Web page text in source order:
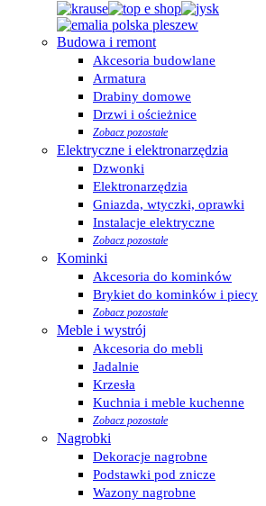
Budowa i remont
Akcesoria budowlane
Armatura
Drabiny domowe
Drzwi i ościeżnice
Zobacz pozostałe
Elektryczne i elektronarzędzia
Dzwonki
Elektronarzędzia
Gniazda, wtyczki, oprawki
Instalacje elektryczne
Zobacz pozostałe
Kominki
Akcesoria do kominków
Brykiet do kominków i piecy
Zobacz pozostałe
Meble i wystrój
Akcesoria do mebli
Jadalnie
Krzesła
Kuchnia i meble kuchenne
Zobacz pozostałe
Nagrobki
Dekoracje nagrobne
Podstawki pod znicze
Wazony nagrobne